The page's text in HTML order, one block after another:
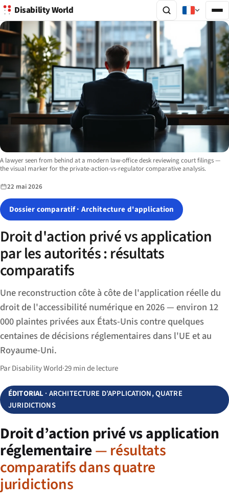
Disability World
Image description:
A lawyer seen from behind at a modern law-office desk reviewing court filings —
the visual marker for the private-action-vs-regulator comparative analysis.
22 mai 2026
Dossier comparatif · Architecture d'application
Droit d'action privé vs application
par les autorités : résultats
comparatifs
Une reconstruction côte à côte de l'application réelle du
droit de l'accessibilité numérique en 2026 — environ 12
000 plaintes privées aux États-Unis contre quelques
centaines de décisions réglementaires dans l'UE et au
Royaume-Uni.
Par Disability World·29 min de lecture
ÉDITORIAL · ARCHITECTURE D’APPLICATION, QUATRE
JURIDICTIONS
Droit d’action privé vs application
réglementaire— résultats
comparatifs dans quatre
juridictions